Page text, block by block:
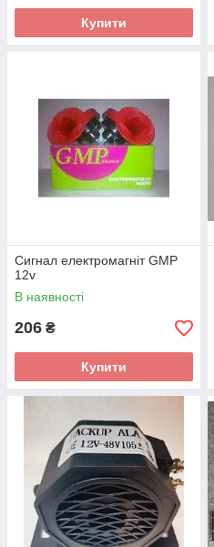
Купити
Сигнал електромагніт GMP
12v
В наявності
206 ₴
Купити